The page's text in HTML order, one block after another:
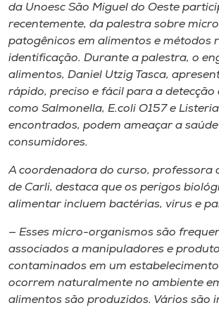
Store
Selecione
A+
da Unoesc São Miguel do Oeste
recentemente, da palestra sobre
patogênicos em alimentos e métodos
identificação. Durante a palestra, o
alimentos, Daniel Utzig Tasca,
rápido, preciso e fácil para a detecção
como Salmonella, E.coli O157 e Listeria
encontrados, podem ameaçar a
consumidores.
A coordenadora do curso, professora
de Carli, destaca que os perigos
alimentar incluem bactérias, vírus e
— Esses micro-organismos são
associados a manipuladores e
contaminados em um
ocorrem naturalmente no ambiente
alimentos são produzidos. Vários são